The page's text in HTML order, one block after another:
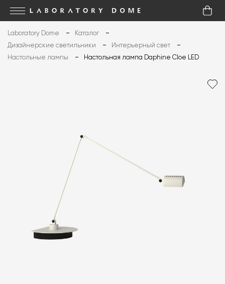
Laboratory Dome
Каталог
Дизайнерские светильники
Интерьерный свет
Настольные лампы
Настольная лампа Daphine Cloe LED